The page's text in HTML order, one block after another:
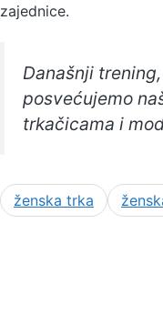
zajednice.
Današnji
posvećujemo
trkačicama i
ženska trka